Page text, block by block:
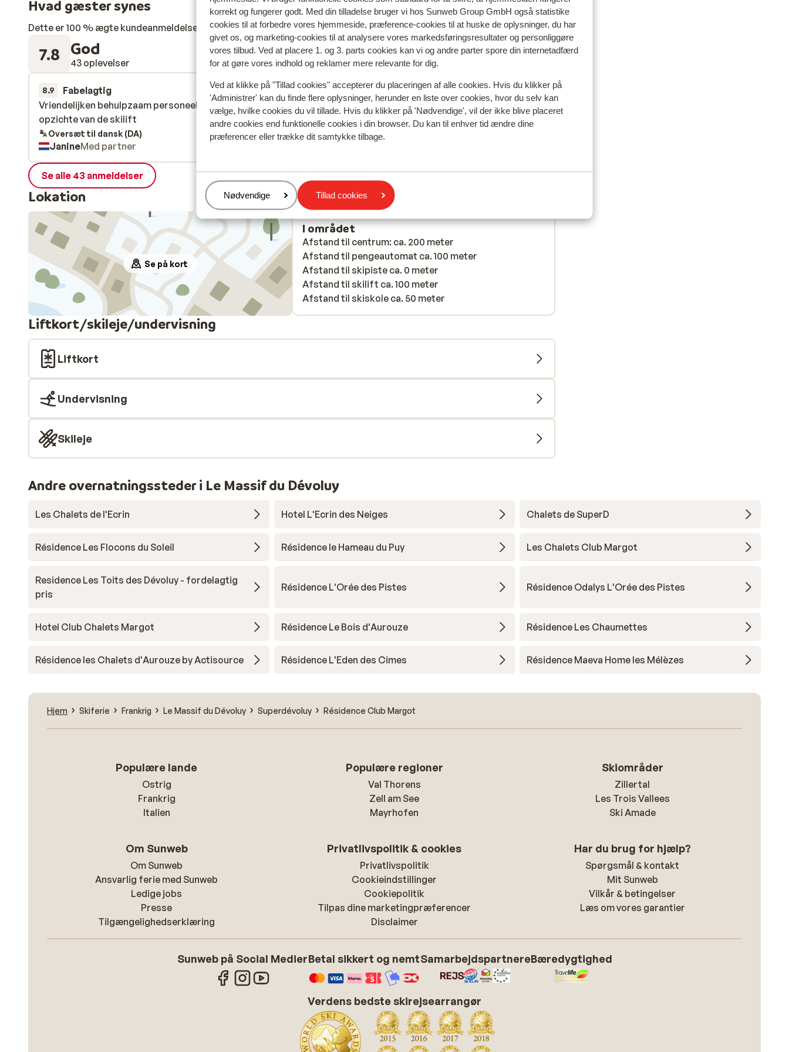
korrekt og fungerer godt. Med din tilladelse bruger vi hos Sunweb Group GmbH også statistike
cookies til at forbedre vores hjemmeside, præference-cookies til at huske de oplysninger, du har
givet os, og marketing-cookies til at analysere vores markedsføringsresultater og personliggøre
vores tilbud. Ved at placere 1. og 3. parts cookies kan vi og andre parter spore din internetadfærd
for at gøre vores indhold og reklamer mere relevante for dig.
Ved at klikke på "Tillad cookies" accepterer du placeringen af alle cookies. Hvis du klikker på
'Administrer' kan du finde flere oplysninger, herunder en liste over cookies, hvor du selv kan
vælge, hvilke cookies du vil tillade. Hvis du klikker på 'Nødvendige', vil der ikke blive placeret
andre cookies end funktionelle cookies i din browser. Du kan til enhver tid ændre dine
præferencer eller trække dit samtykke tilbage.
Administrer
Nødvendige Tillad cookies
Hvad gæster synes
Dette er 100 % ægte kundeanmeldelser, der ærligt afspejler deres oplevelser med vores produkt. Mere om anmeldelser
7.8 God
43 oplevelser Mest booket af med familie
8.9 Fabelagtig
28. mar. 2026
Vriendelijken behulpzaam personeel, ideale ligging ten
opzichte van de skilift
Vriendelijken behulpzaam personeel, ideale ligging ten
opzichte van de skilift
Oversæt til dansk (DA)
JanineMed partner
8.6 Fabelagtig
28. mar. 2026
War soweit ok
War soweit ok
Oversæt til dansk (DA)
Se alle 43 anmeldelser
Lokation
Se på kort
I området
Afstand til centrum: ca. 200 meter
Afstand til pengeautomat ca. 100 meter
Afstand til skipiste ca. 0 meter
Afstand til skilift ca. 100 meter
Afstand til skiskole ca. 50 meter
Liftkort/skileje/undervisning
Liftkort
Undervisning
Skileje
Andre overnatningssteder i Le Massif du Dévoluy
Les Chalets de l'Ecrin Hotel L'Ecrin des Neiges Chalets de SuperD
Résidence Les Flocons du Soleil Résidence le Hameau du Puy Les Chalets Club Margot
Residence Les Toits des Dévoluy - fordelagtig
pris
Résidence L'Orée des Pistes Résidence Odalys L'Orée des Pistes
Hotel Club Chalets Margot Résidence Le Bois d'Aurouze Résidence Les Chaumettes
Résidence les Chalets d'Aurouze by Actisource Résidence L'Eden des Cimes Résidence Maeva Home les Mélèzes
Hjem Skiferie Frankrig Le Massif du Dévoluy Superdévoluy Résidence Club Margot
Populære lande
Ostrig
Frankrig
Italien
Populære regioner
Val Thorens
Zell am See
Mayrhofen
Skiområder
Zillertal
Les Trois Vallees
Ski Amade
Om Sunweb
Om Sunweb
Ansvarlig ferie med Sunweb
Ledige jobs
Presse
Tilgængelighedserklæring
Privatlivspolitik & cookies
Privatlivspolitik
Cookieindstillinger
Cookiepolitik
Tilpas dine marketingpræferencer
Disclaimer
Har du brug for hjælp?
Spørgsmål & kontakt
Mit Sunweb
Vilkår & betingelser
Læs om vores garantier
Sunweb på Social MedierBetal sikkert og nemtSamarbejdspartnereBæredygtighed
Verdens bedste skirejsearrangør